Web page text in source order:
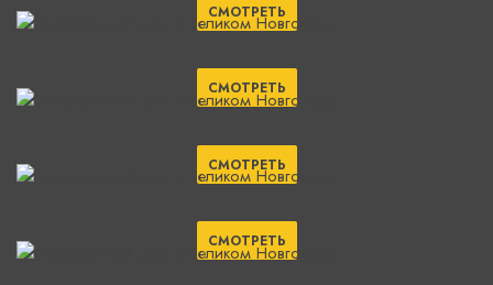
СМОТРЕТЬ
СМОТРЕТЬ
СМОТРЕТЬ
СМОТРЕТЬ